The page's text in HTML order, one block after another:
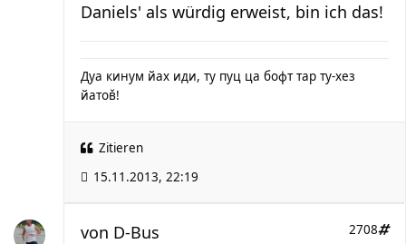
Daniels' als würdig erweist, bin ich das!
Дуа кинум йах иди, ту пуц ца бофт тар ту-хез
йатов̌!
Zitieren
15.11.2013, 22:19
2708
von D-Bus